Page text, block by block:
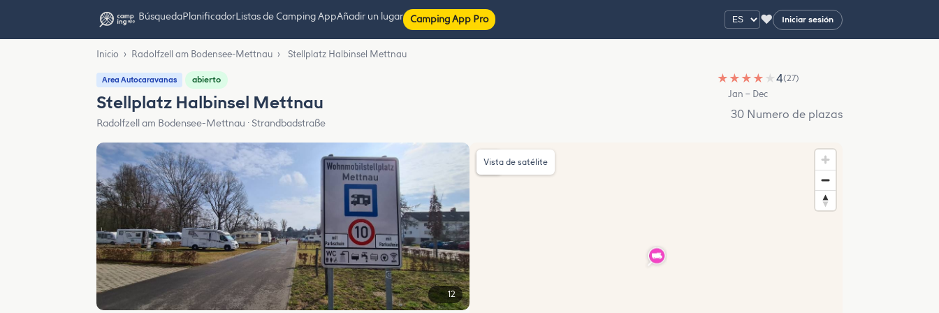
BúsquedaPlanificadorListas de Camping AppAñadir un lugar Camping App Pro ♥ Iniciar sesión
Inicio › Radolfzell am Bodensee-Mettnau › Stellplatz Halbinsel Mettnau
Area Autocaravanas abierto
Stellplatz Halbinsel Mettnau
Radolfzell am Bodensee-Mettnau · Strandbadstraße
★ ★ ★ ★ ★4(27)
Jan – Dec
30 Numero de plazas
12
Vista de satélite